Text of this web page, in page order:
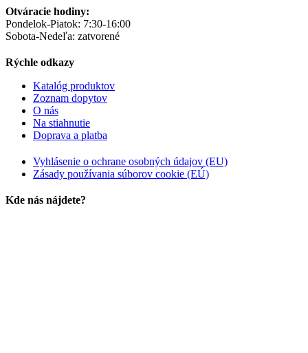
Otváracie hodiny:
Pondelok-Piatok: 7:30-16:00
Sobota-Nedeľa: zatvorené
Rýchle odkazy
Katalóg produktov
Zoznam dopytov
O nás
Na stiahnutie
Doprava a platba
Vyhlásenie o ochrane osobných údajov (EU)
Zásady používania súborov cookie (EÚ)
Kde nás nájdete?